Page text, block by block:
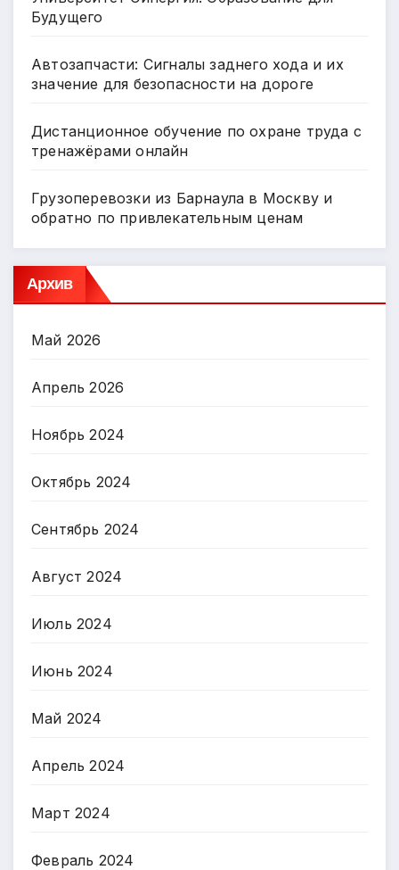
Будущего
Автозапчасти: Сигналы заднего хода и их
значение для безопасности на дороге
Дистанционное обучение по охране труда с
тренажёрами онлайн
Грузоперевозки из Барнаула в Москву и
обратно по привлекательным ценам
Архив
Май 2026
Апрель 2026
Ноябрь 2024
Октябрь 2024
Сентябрь 2024
Август 2024
Июль 2024
Июнь 2024
Май 2024
Апрель 2024
Март 2024
Февраль 2024